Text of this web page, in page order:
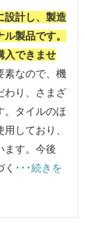
設計し、製造
製品です。
入できませ
素なので、機
わり、さまざ
。タイルのほ
しており、
ます。今後
･･･続きを